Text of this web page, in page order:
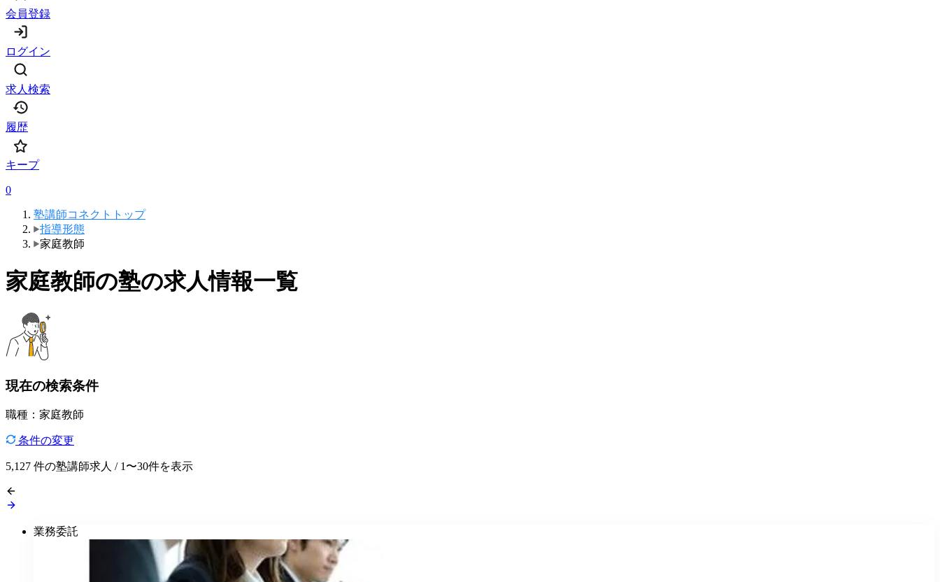
会員登録
ログイン
求人検索
履歴
キープ
0
塾講師コネクトトップ
指導形態
家庭教師
家庭教師の塾の求人情報一覧
現在の検索条件
職種：家庭教師
条件の変更
5,127 件の塾講師求人 / 1〜30件を表示
業務委託